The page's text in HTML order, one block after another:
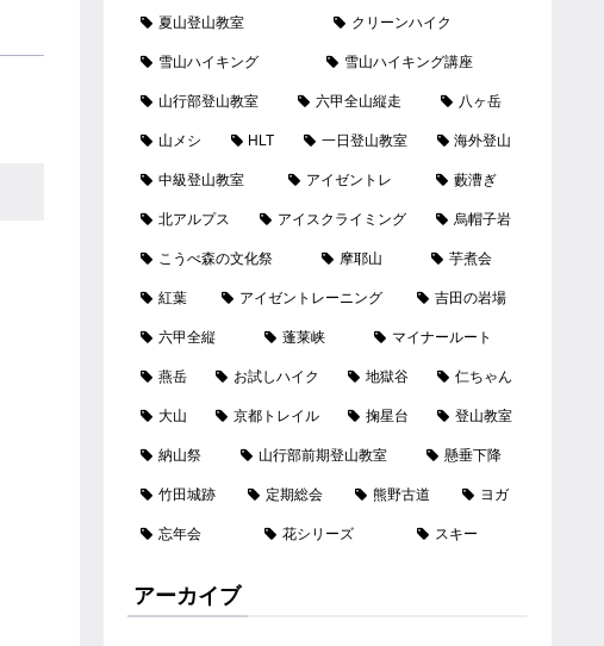
夏山登山教室 クリーンハイク
雪山ハイキング 雪山ハイキング講座
山行部登山教室 六甲全山縦走 八ヶ岳
山メシ HLT 一日登山教室 海外登山
中級登山教室 アイゼントレ 藪漕ぎ
北アルプス アイスクライミング 烏帽子岩
こうべ森の文化祭 摩耶山 芋煮会
紅葉 アイゼントレーニング 吉田の岩場
六甲全縦 蓬莱峡 マイナールート
燕岳 お試しハイク 地獄谷 仁ちゃん
大山 京都トレイル 掬星台 登山教室
納山祭 山行部前期登山教室 懸垂下降
竹田城跡 定期総会 熊野古道 ヨガ
忘年会 花シリーズ スキー
アーカイブ